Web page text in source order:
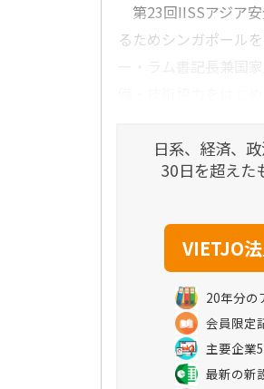
第23回IISSアジア
るためシンガポール
日系、経済、
30日を超えた
20年分の
会員限定
主要企業
最新の新